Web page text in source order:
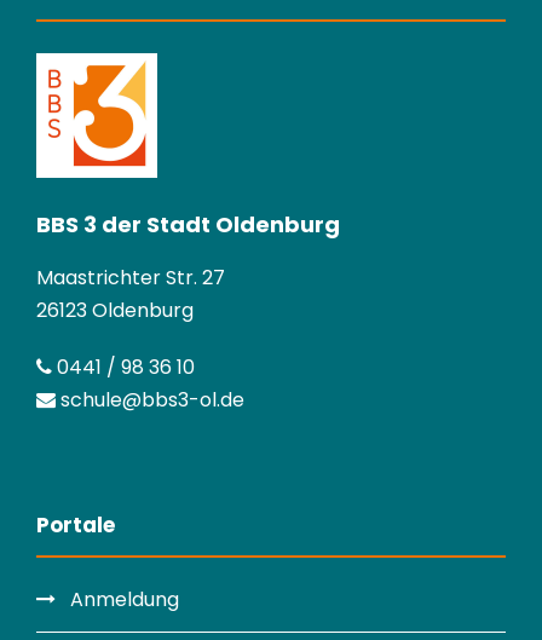
BBS 3 der Stadt Oldenburg
Maastrichter Str. 27
26123 Oldenburg
0441 / 98 36 10
schule@bbs3-ol.de
Portale
Anmeldung